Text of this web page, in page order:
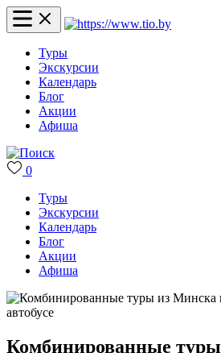
Туры
Экскурсии
Календарь
Блог
Акции
Афиша
0
Туры
Экскурсии
Календарь
Блог
Акции
Афиша
Комбинированные